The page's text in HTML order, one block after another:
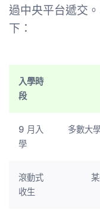
過中央平台遞交
下：
入學時
段
9 月入
學
多數大
滾動式
收生